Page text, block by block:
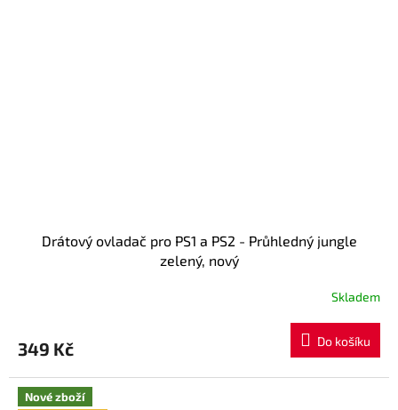
Drátový ovladač pro PS1 a PS2 - Průhledný jungle
zelený, nový
je
z
Skladem
349 Kč Do košíku
Nové zboží